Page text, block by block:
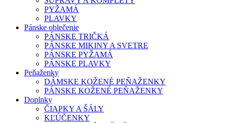
PYŽAMÁ
PLAVKY
Pánske oblečenie
PÁNSKE TRIČKÁ
PÁNSKE MIKINY A SVETRE
PÁNSKE PYŽAMÁ
PÁNSKE PLAVKY
Peňaženky
DÁMSKE KOŽENÉ PEŇAŽENKY
PÁNSKE KOŽENÉ PEŇAŽENKY
Doplnky
ČIAPKY A ŠÁLY
KĽÚČENKY